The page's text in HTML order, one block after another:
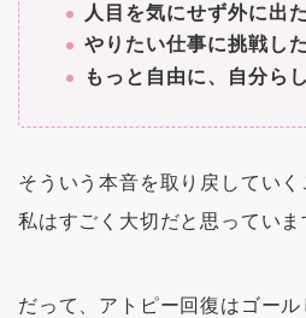
人目を気にせず外に出た
やりたい仕事に挑戦した
もっと自由に、自分ら
そういう本音を取り戻していく
私はすごく大切だと思っていま
だって、アトピー回復はゴール